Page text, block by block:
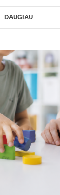
DAUGIAU